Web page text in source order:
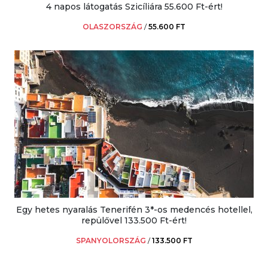
4 napos látogatás Szicíliára 55.600 Ft-ért!
OLASZORSZÁG /55.600 FT
Egy hetes nyaralás Tenerifén 3*-os medencés hotellel,
repülővel 133.500 Ft-ért!
SPANYOLORSZÁG /133.500 FT